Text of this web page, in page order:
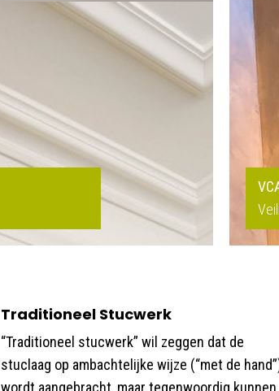
Traditioneel Stucwerk
“Traditioneel stucwerk” wil zeggen dat de
stuclaag op ambachtelijke wijze (“met de
wordt aangebracht, maar tegenwoordig kunnen